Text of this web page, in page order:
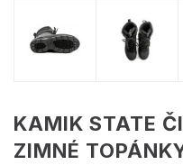
KAMIK STATE
ZIMNÉ